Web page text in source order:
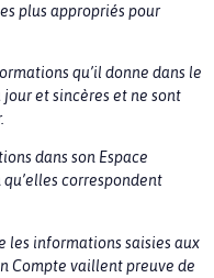
plus appropriés pour
qu’il donne dans le
et sincères et ne sont
dans son Espace
correspondent
les informations saisies aux
Compte vaillent preuve de